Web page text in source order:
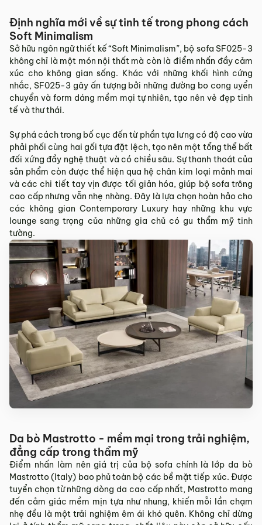
Định nghĩa mới về sự tinh tế trong phong cách
Soft Minimalism
Sở hữu ngôn ngữ thiết kế “Soft Minimalism”, bộ sofa SF025-3
không chỉ là một món nội thất mà còn là điểm nhấn đầy cảm
xúc cho không gian sống. Khác với những khối hình cứng
nhắc, SF025-3 gây ấn tượng bởi những đường bo cong uyển
chuyển và form dáng mềm mại tự nhiên, tạo nên vẻ đẹp tinh
tế và thư thái.
Sự phá cách trong bố cục đến từ phần tựa lưng có độ cao vừa
phải phối cùng hai gối tựa đặt lệch, tạo nên một tổng thể bất
đối xứng đầy nghệ thuật và có chiều sâu. Sự thanh thoát của
sản phẩm còn được thể hiện qua hệ chân kim loại mảnh mai
và các chi tiết tay vịn được tối giản hóa, giúp bộ sofa trông
cao cấp nhưng vẫn nhẹ nhàng. Đây là lựa chọn hoàn hảo cho
các không gian Contemporary Luxury hay những khu vực
lounge sang trọng của những gia chủ có gu thẩm mỹ tinh
tường.
Da bò Mastrotto - mềm mại trong trải nghiệm,
đẳng cấp trong thẩm mỹ
Điểm nhấn làm nên giá trị của bộ sofa chính là lớp da bò
Mastrotto (Italy) bao phủ toàn bộ các bề mặt tiếp xúc. Được
tuyển chọn từ những dòng da cao cấp nhất, Mastrotto mang
đến cảm giác mềm mịn tựa như nhung, khiến mỗi lần chạm
nhẹ đều là một trải nghiệm êm ái khó quên. Không chỉ dừng
vỡ…).
Sản phẩm còn nguyên tình trạng ban đầu, chưa qua sử
dụng, còn nguyên chứng từ mua hàng do MyChair cung
cấp có chữ ký của bên bán và bên mua.
* Trường hợp khách hàng đổi trả sản phẩm mà chúng tôi
không còn sản phẩm thay thế, khách hàng không chọn được
mẫu sản phẩm khác ưng ý thì Quý khách sẽ được hoàn tiền
đặt hàng sản xuất theo yêu cầu.
4.2. Các trường hợp không được đổi trả sản
phẩm
Sản phẩm đã qua sử dụng, sản phẩm có dấu hiệu chỉnh sửa
hoặc tự ý sửa chữa mà không có sự đồng ý của nhà sản
xuất.
Sản phẩm sau khi đã được giao hàng, nhận hàng, Quý
khách kiểm tra hàng không có bất kỳ lỗi sản phẩm nào và
đã ký vào biên bản nghiệm thu.
Sản phẩm mới đã quá thời gian 3 ngày kể từ ngày nhận
hàng.
Mọi thông tin cần hỗ trợ và giải đáp vui lòng liên hệ MyChair
qua:
Hotline:0942 902 468(Call, Zalo)
Email: info@mychair.vn